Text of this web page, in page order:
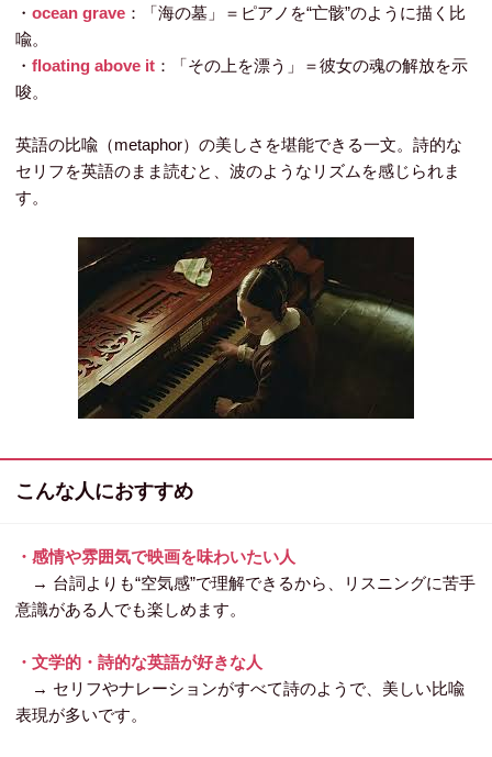
・ ocean grave ：「海の墓」＝ピアノを“亡骸”のように描く比
喩。
・ floating above it ：「その上を漂う」＝彼女の魂の解放を示
唆。
英語の比喩（metaphor）の美しさを堪能できる一文。詩的な
セリフを英語のまま読むと、波のようなリズムを感じられま
す。
こんな人におすすめ
・感情や雰囲気で映画を味わいたい人
→ 台詞よりも“空気感”で理解できるから、リスニングに苦手
意識がある人でも楽しめます。
・文学的・詩的な英語が好きな人
→ セリフやナレーションがすべて詩のようで、美しい比喩
表現が多いです。